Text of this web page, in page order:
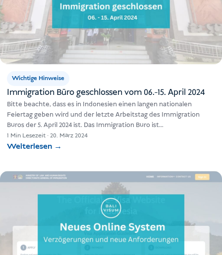
Wichtige Hinweise
Immigration Büro geschlossen vom 06.-15. April 2024
Bitte beachte, dass es in Indonesien einen langen nationalen
Feiertag geben wird und der letzte Arbeitstag des Immigration
Büros der 5. April 2024 ist. Das Immigration Büro ist…
1 Min Lesezeit ·20. März 2024
Weiterlesen →